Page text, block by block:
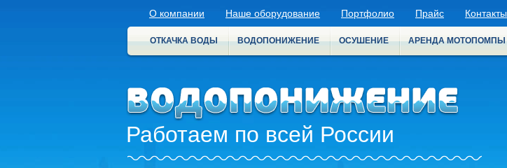
О компании Наше оборудование Портфолио Прайс Контакты
ОТКАЧКА ВОДЫ ВОДОПОНИЖЕНИЕ ОСУШЕНИЕ АРЕНДА МОТОПОМПЫ
Работаем по всей России